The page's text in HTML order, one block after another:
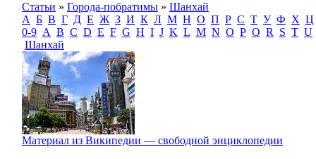
Статьи » Города-побратимы » Шанхай
А Б В Г Д Е Ж З И К Л М Н О П Р С Т У Ф Х Ц
0-9 A B C D E F G H I J K L M N O P Q R S T U
Шанхай
Материал из Википедии — свободной энциклопедии